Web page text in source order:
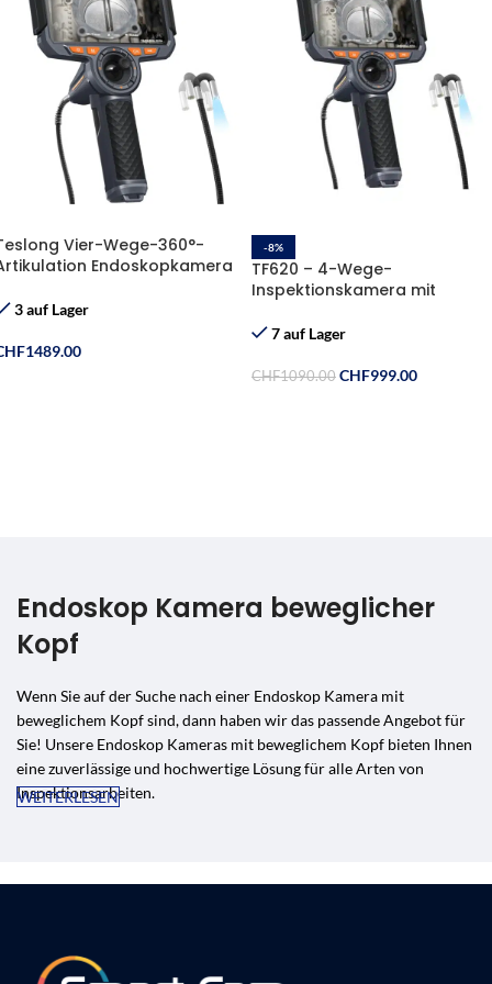
Vier-Wege-360°-
Endoskopkamera
32GB TF-Karte
3 auf Lager
1489.00
-8%
TF620 – 4-Wege-
Inspektionskamera mit
7 auf Lager
CHF1090.00 CHF999.00
Endoskop Kamera beweglicher
Kopf
Wenn Sie auf der Suche nach einer Endoskop Kamera mit
beweglichem Kopf sind, dann haben wir das passende Angebot für
Sie! Unsere Endoskop Kameras mit beweglichem Kopf bieten Ihnen
eine zuverlässige und hochwertige Lösung für alle Arten von
Inspektionsarbeiten.
Aufnahmen zu machen. Mit einer hohen Auflösung und einer
erhalten.
WEITERLESEN